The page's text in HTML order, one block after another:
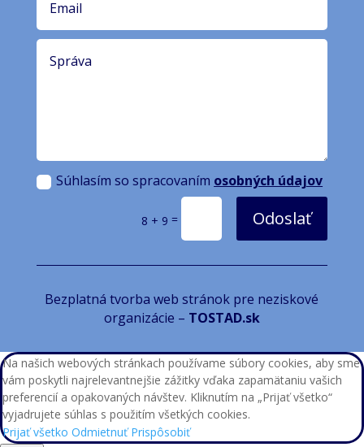
Súhlasím so spracovaním osobných údajov
8 + 9 = Odoslať
Bezplatná tvorba web stránok pre neziskové
organizácie – TOSTAD.sk
Na našich webových stránkach používame súbory cookies, aby sme
vám poskytli najrelevantnejšie zážitky vďaka zapamätaniu vašich
preferencií a opakovaných návštev. Kliknutím na „Prijať všetko“
vyjadrujete súhlas s použitím všetkých cookies.
Prijať všetko Odmietnuť Prispôsobiť